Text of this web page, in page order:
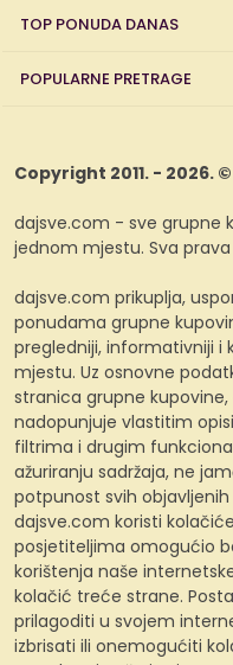
TOP PONUDA DANAS
POPULARNE PRETRAGE
Copyright 2011. - 2026.
dajsve.com - sve grupne
jednom mjestu. Sva prava
dajsve.com prikuplja,
ponudama grupne
pregledniji, informativniji i
mjestu. Uz osnovne
stranica grupne
nadopunjuje vlastitim
filtrima i drugim
ažuriranju sadržaja, ne
potpunost svih
dajsve.com koristi
posjetiteljima omogućio
korištenja naše
kolačić treće strane.
prilagoditi u svojem
izbrisati ili onemogućiti